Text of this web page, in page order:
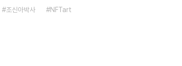
조신아박사 NFTart